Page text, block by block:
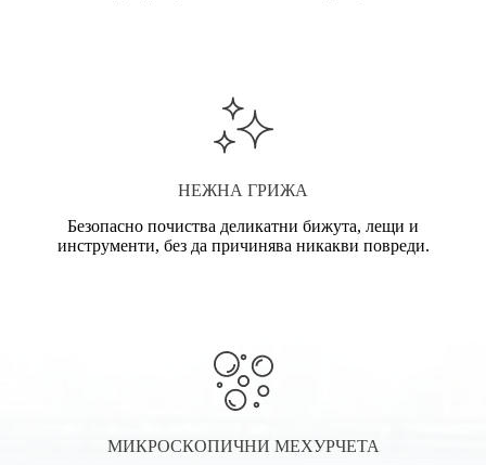
НЕЖНА ГРИЖА
Безопасно почиства деликатни бижута, лещи и
инструменти, без да причинява никакви повреди.
МИКРОСКОПИЧНИ МЕХУРЧЕТА